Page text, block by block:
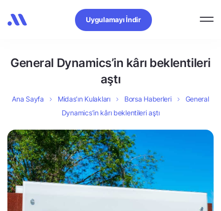
Uygulamayı İndir
General Dynamics’in kârı beklentileri
aştı
Ana Sayfa Midas’ın Kulakları Borsa Haberleri
General
Dynamics’in kârı beklentileri aştı